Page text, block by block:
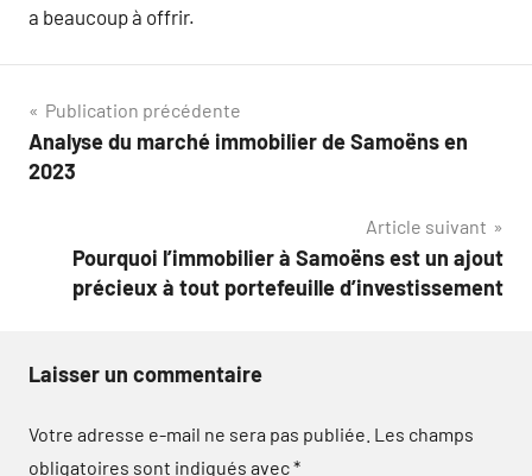
a beaucoup à offrir.
Navigation
de
Publication précédente
Analyse du marché immobilier de Samoëns en
2023
Article suivant
Pourquoi l’immobilier à Samoëns est un ajout
précieux à tout portefeuille d’investissement
Laisser un commentaire
Votre adresse e-mail ne sera pas publiée. Les champs
obligatoires sont indiqués avec*